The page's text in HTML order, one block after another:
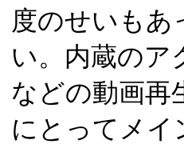
度のせいも
い。内蔵のア
などの動画再
にとってメイ